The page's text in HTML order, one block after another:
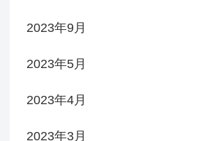
2023年9月
2023年5月
2023年4月
2023年3月